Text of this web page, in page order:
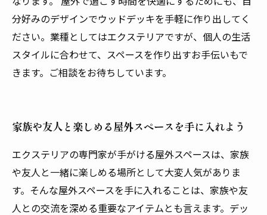
分好みのデザインでウッドデッキを手軽に作り出してく
ださい。業種としてはエクステリアですが、個人の生活
スタイルに合わせて、スペースを作り出すお手伝いもで
きます。ご相談をお待ちしています。
家族や友人と楽しめる屋外スペースを手に入れよう
エクステリアの専門家が手がける屋外スペースは、家族
や友人と一緒に楽しめる場所として大変人気がありま
す。そんな屋外スペースを手に入れることは、家族や友
人との交流を深める重要なアイテムとも言えます。デッ